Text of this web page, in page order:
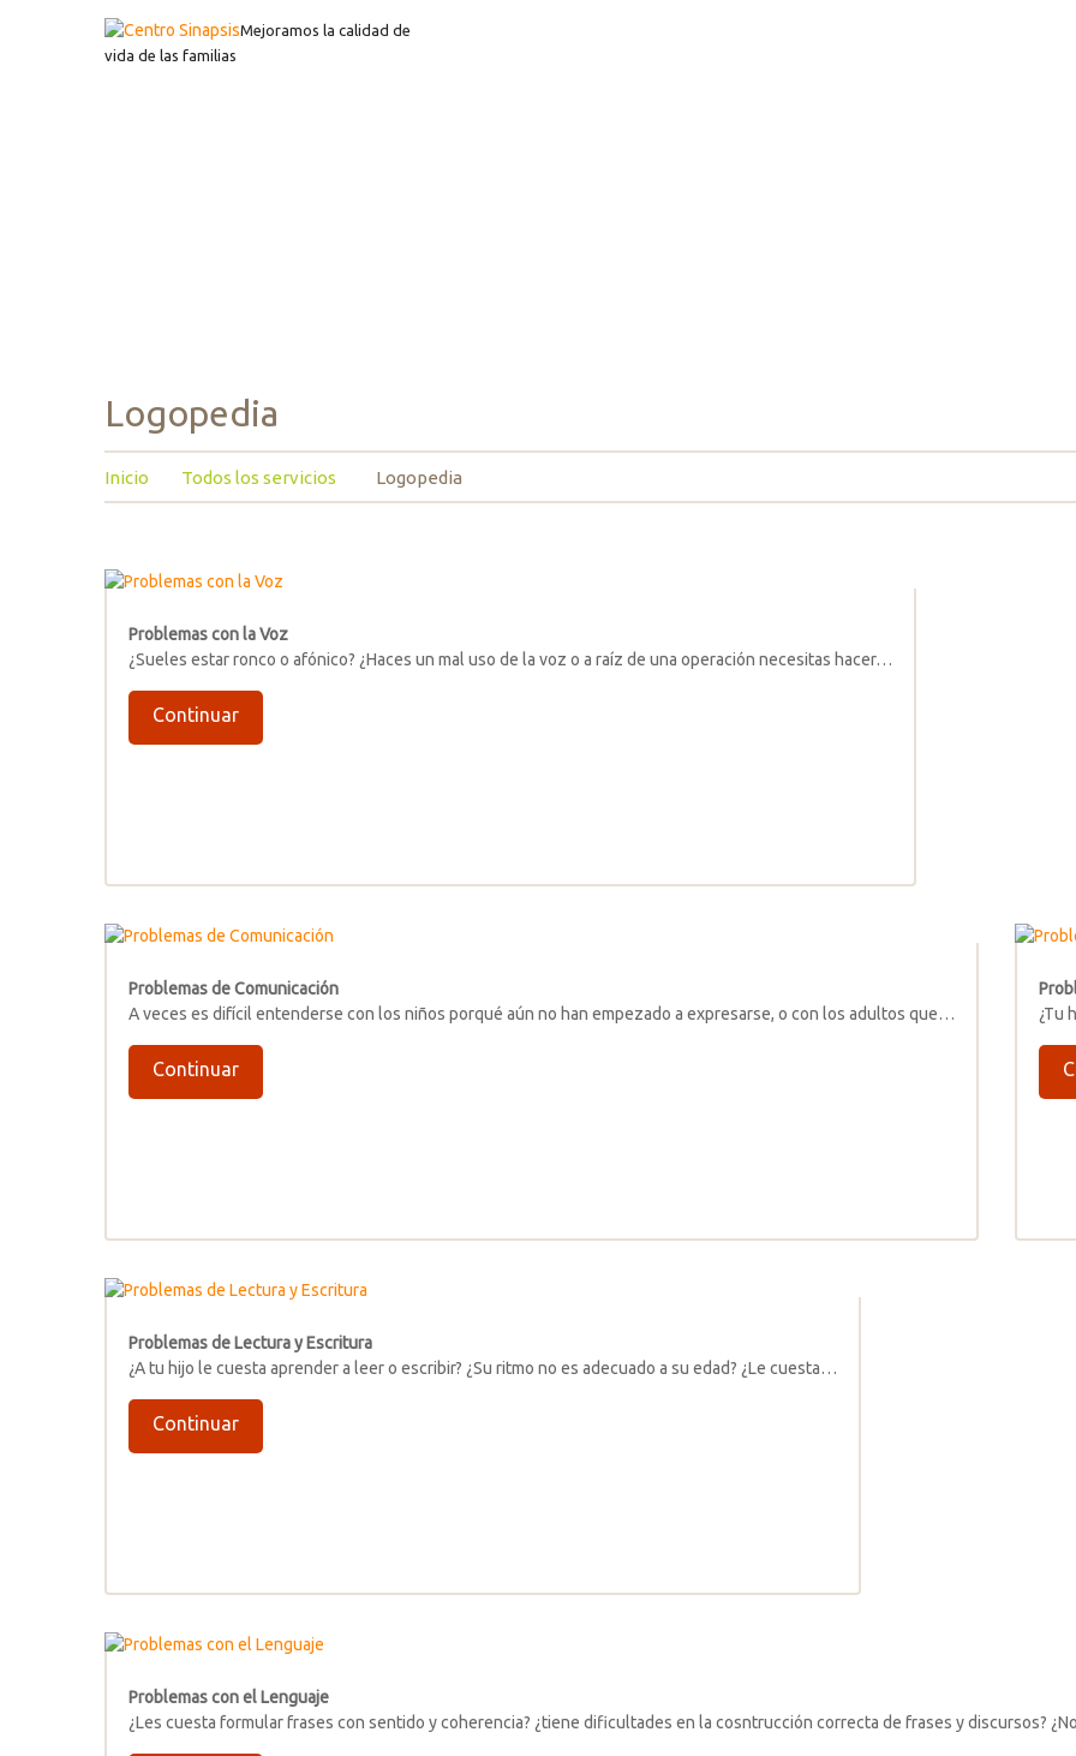
Mejoramos la calidad de
vida de las familias
Logopedia
Inicio Todos los servicios Logopedia
Problemas con la Voz
¿Sueles estar ronco o afónico? ¿Haces un mal uso de la voz o a raíz de una operación necesitas hacer…
Continuar
Problemas de Comunicación
A veces es difícil entenderse con los niños porqué aún no han empezado a expresarse, o con los adultos que…
Continuar
¿Tu
Problemas de Lectura y Escritura
¿A tu hijo le cuesta aprender a leer o escribir? ¿Su ritmo no es adecuado a su edad? ¿Le cuesta…
Continuar
Problemas con el Lenguaje
¿Les cuesta formular frases con sentido y coherencia? ¿tiene dificultades en la cosntrucción correcta de frases y discursos?